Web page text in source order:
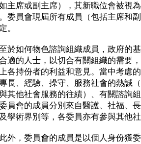
如主席或副主席），其新職位會被視
委員會現屆所有成員（包括主席和
。
如何物色諮詢組織成員，政府的基
適的人士，以切合有關組織的需要
各持份者的利益和意見。當中考慮
長、經驗、操守、服務社會的熱誠
其他社會服務的往績）、有關諮詢
員會的成員分別來自醫護、社福、
學術界別等，各委員亦有參與其他
，委員會的成員是以個人身份獲委